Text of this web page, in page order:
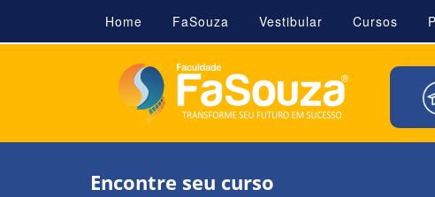
Home FaSouza Vestibular Cursos
Encontre seu curso